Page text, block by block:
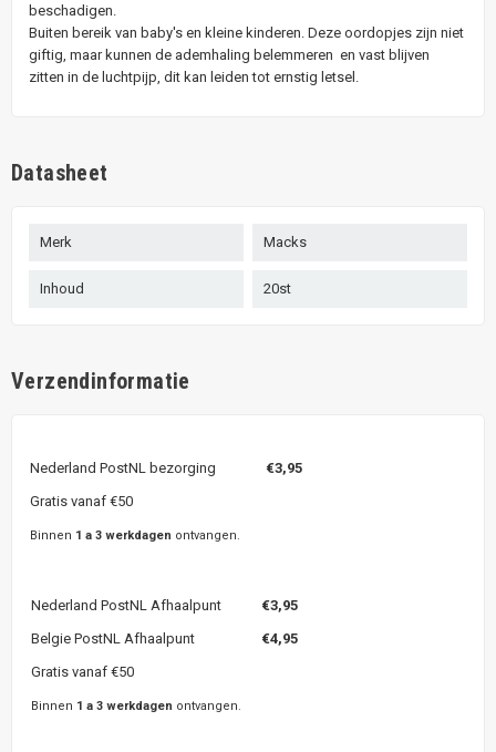
beschadigen.
Buiten bereik van baby's en kleine kinderen. Deze oordopjes zijn niet
giftig, maar kunnen de ademhaling belemmeren en vast blijven
zitten in de luchtpijp, dit kan leiden tot ernstig letsel.
Datasheet
Merk Macks
Inhoud 20st
Verzendinformatie
Nederland PostNL bezorging €3,95
Gratis vanaf €50
Binnen 1 a 3 werkdagen ontvangen.
Nederland PostNL Afhaalpunt €3,95
Belgie PostNL Afhaalpunt
€4,95
Gratis vanaf €50
Binnen 1 a 3 werkdagen ontvangen.